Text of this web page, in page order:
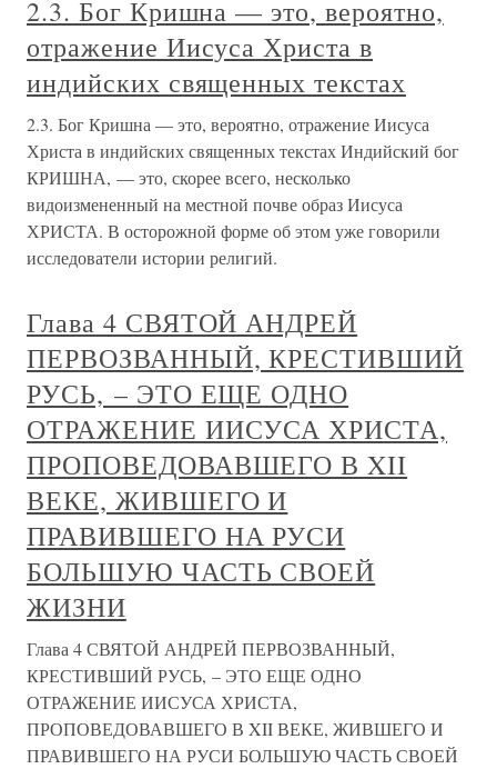
2.3. Бог Кришна — это, вероятно,
отражение Иисуса Христа в
индийских священных текстах
2.3. Бог Кришна — это, вероятно, отражение Иисуса
Христа в индийских священных текстах Индийский бог
КРИШНА, — это, скорее всего, несколько
видоизмененный на местной почве образ Иисуса
ХРИСТА. В осторожной форме об этом уже говорили
исследователи истории религий.
Глава 4 СВЯТОЙ АНДРЕЙ
ПЕРВОЗВАННЫЙ, КРЕСТИВШИЙ
РУСЬ, – ЭТО ЕЩЕ ОДНО
ОТРАЖЕНИЕ ИИСУСА ХРИСТА,
ПРОПОВЕДОВАВШЕГО В XII
ВЕКЕ, ЖИВШЕГО И
ПРАВИВШЕГО НА РУСИ
БОЛЬШУЮ ЧАСТЬ СВОЕЙ
ЖИЗНИ
Глава 4 СВЯТОЙ АНДРЕЙ ПЕРВОЗВАННЫЙ,
КРЕСТИВШИЙ РУСЬ, – ЭТО ЕЩЕ ОДНО
ОТРАЖЕНИЕ ИИСУСА ХРИСТА,
ПРОПОВЕДОВАВШЕГО В XII ВЕКЕ, ЖИВШЕГО И
ПРАВИВШЕГО НА РУСИ БОЛЬШУЮ ЧАСТЬ СВОЕЙ